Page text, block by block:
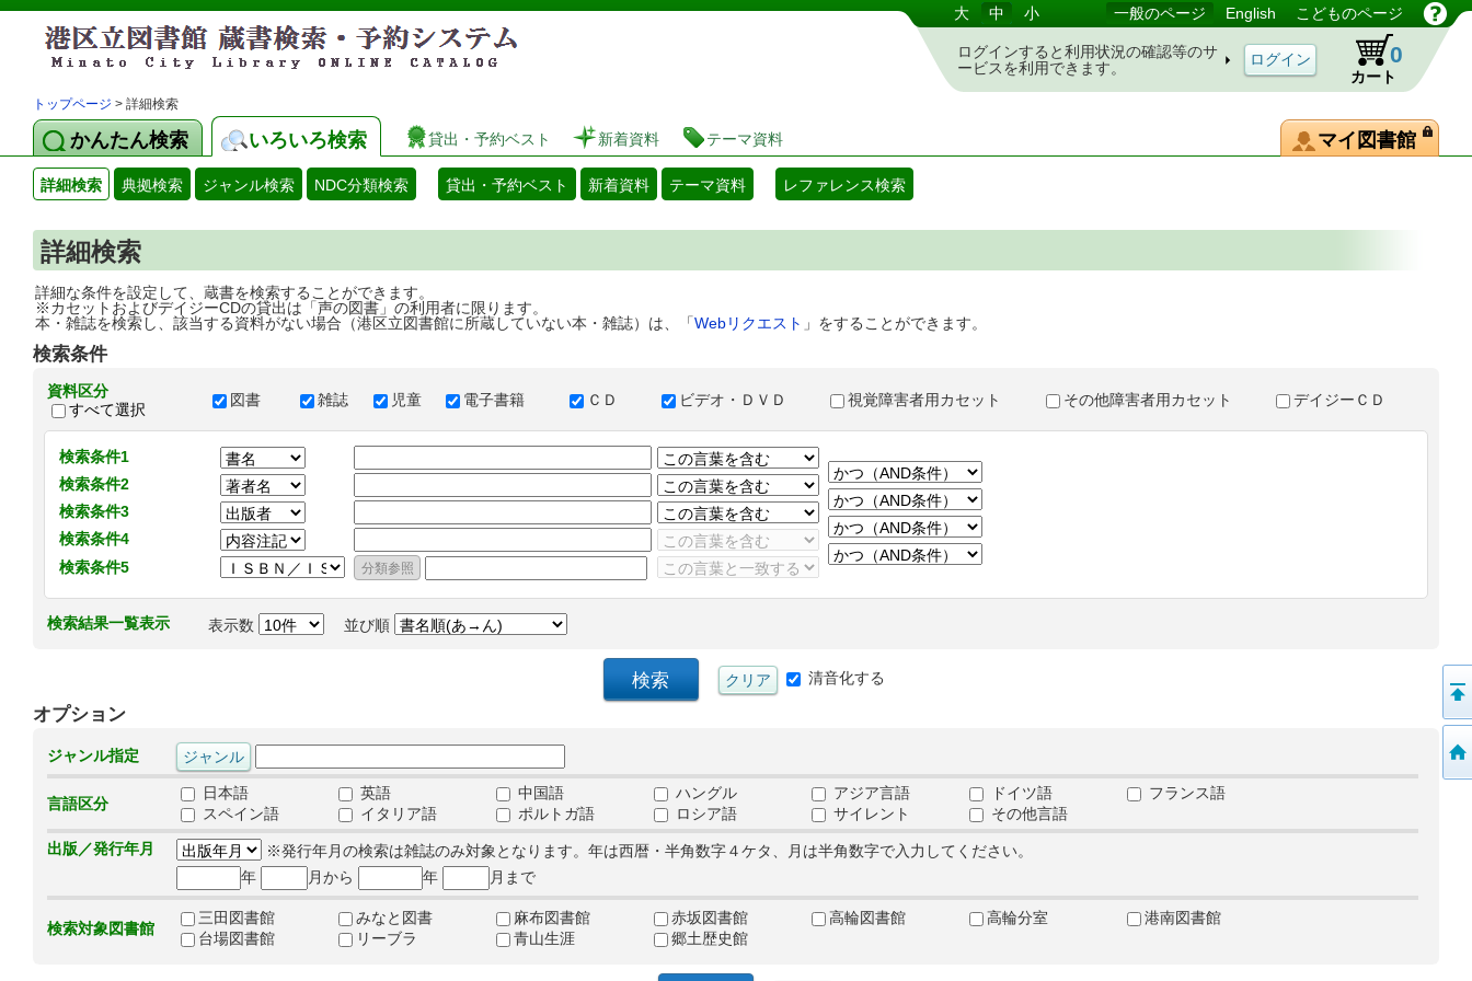
港区立図書館 蔵書検索・予約システム 大 中 小 一般のページ English こどものページ
ログインすると利用状況の確認等のサ
ービスを利用できます。
カート
0
トップページ > 詳細検索
かんたん検索 いろいろ検索 貸出・予約ベスト 新着資料 テーマ資料 マイ図書館
詳細検索 典拠検索 ジャンル検索 NDC分類検索 貸出・予約ベスト 新着資料 テーマ資料 レファレンス検索
詳細検索
詳細な条件を設定して、蔵書を検索することができます。
※カセットおよびデイジーCDの貸出は「声の図書」の利用者に限ります。
本・雑誌を検索し、該当する資料がない場合（港区立図書館に所蔵していない本・雑誌）は、「Webリクエスト 」をすることができます。
検索条件
資料区分
すべて選択
図書 雑誌 児童 電子書籍 ＣＤ ビデオ・ＤＶＤ 視覚障害者用カセット その他障害者用カセット デイジーＣＤ
検索条件1
検索条件2
検索条件3
検索条件4
検索条件5
検索結果一覧表示 表示数 並び順
清音化する
オプション
ジャンル指定
言語区分
日本語 英語 中国語 ハングル アジア言語 ドイツ語
フランス語
スペイン語
イタリア語 ポルトガ語 ロシア語 サイレント
その他言語
出版／発行年月
※発行年月の検索は雑誌のみ対象となります。年は西暦・半角数字４ケタ、月は半角数字で入力してください。
年
月から 年 月まで
検索対象図書館
三田図書館 みなと図書 麻布図書館 赤坂図書館 高輪図書館 高輪分室
港南図書館
台場図書館
リーブラ 青山生涯 郷土歴史館